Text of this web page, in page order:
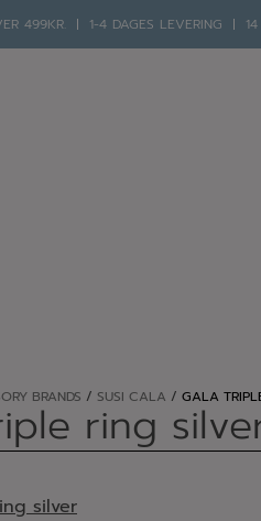
499KR. 1-4 DAGES LEVERING
BRANDS / SUSI CALA / GALA
ring